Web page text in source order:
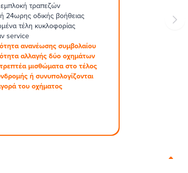
τραπεζών
24ωρης οδικής βοήθειας
τέλη κυκλοφορίας
service
ανανέωσης συμβολαίου
αλλαγής δύο οχημάτων
μισθώματα στο τέλος
ή συνυπολογίζονται
του οχήματος